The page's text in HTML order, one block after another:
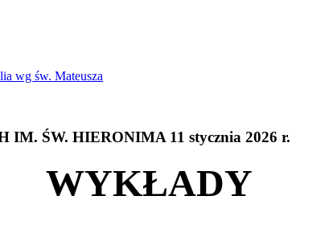
wg św. Mateusza
IM. ŚW. HIERONIMA 11 stycznia 2026 r.
WYKŁADY